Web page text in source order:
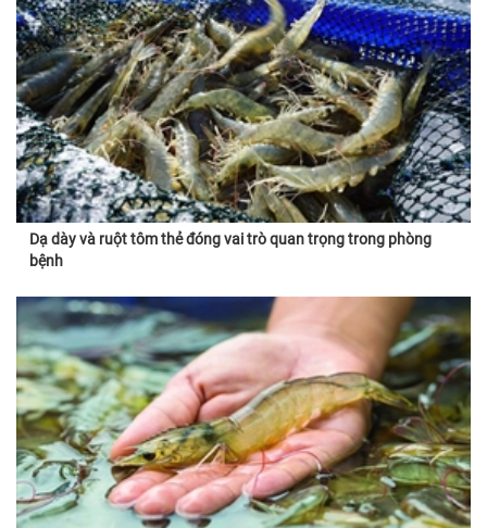
Dạ dày và ruột tôm thẻ đóng vai trò quan trọng trong phòng
bệnh